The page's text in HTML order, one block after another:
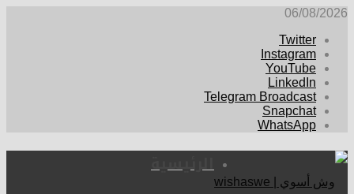
06/08/2026
Twitter
Instagram
YouTube
LinkedIn
Telegram Broadcast
Snapchat
WhatsApp
الرئيسية